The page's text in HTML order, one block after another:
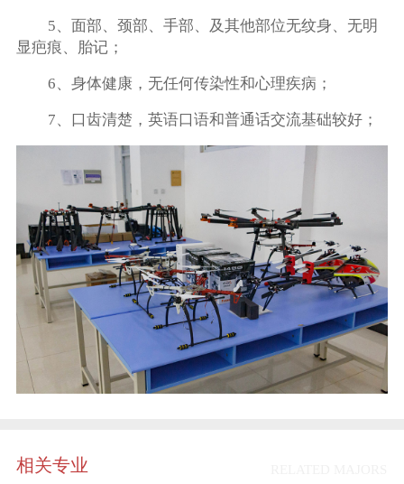
5、面部、颈部、手部、及其他部位无纹身、无明
显疤痕、胎记；
6、身体健康，无任何传染性和心理疾病；
7、口齿清楚，英语口语和普通话交流基础较好；
相关专业